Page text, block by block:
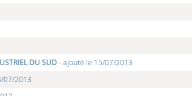
DU SUD- ajouté le 15/07/2013
07/2013